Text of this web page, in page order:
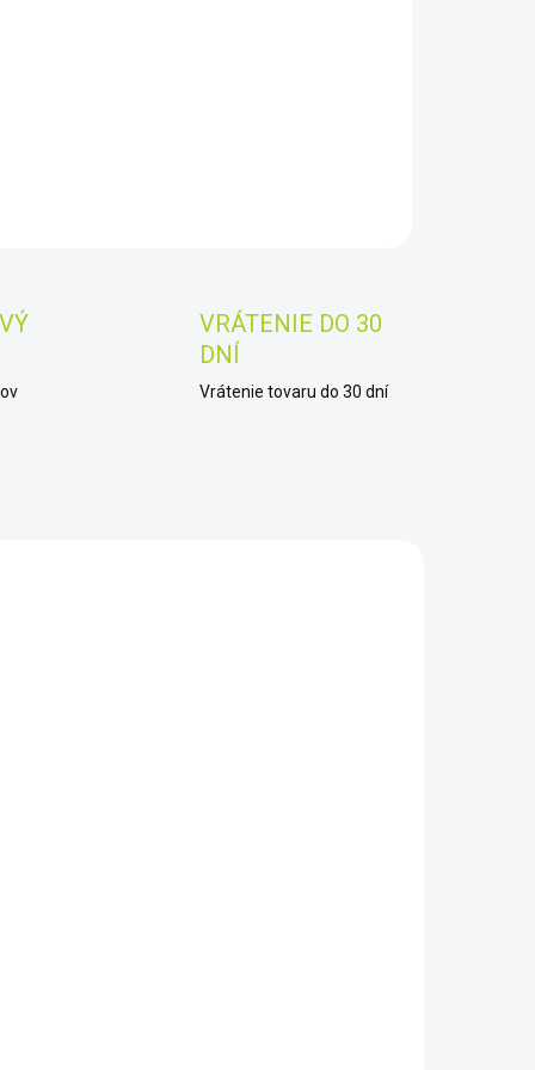
VRÁTENIE DO 30
DNÍ
Vrátenie tovaru do 30 dní